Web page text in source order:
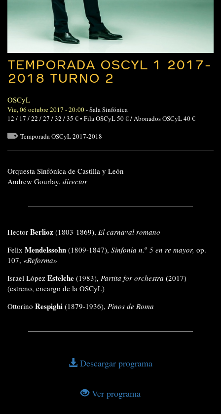
TEMPORADA OSCYL 1 2017-
2018 TURNO 2
OSCyL
Vie, 06 octubre 2017 - 20:00-Sala Sinfónica
12 / 17 / 22 / 27 / 32 / 35 € • Fila OSCyL 50 € / Abonados OSCyL 40 €
Temporada OSCyL 2017-2018
Orquesta Sinfónica de Castilla y León
Andrew Gourlay, director
Hector Berlioz (1803-1869), El carnaval romano
Felix Mendelssohn (1809-1847), Sinfonía n.o 5 en re mayor, op.
107, «Reforma»
Israel López Estelche (1983), Partita for orchestra (2017)
(estreno, encargo de la OSCyL)
Ottorino Respighi (1879-1936), Pinos de Roma
Descargar programa
Ver programa